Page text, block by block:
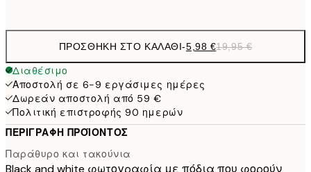
ΠΡΟΣΘΉΚΗ ΣΤΟ ΚΑΛΆΘΙ-5,98 €19,95 €
Διαθέσιμο
Αποστολή σε 6-9 εργάσιμες ημέρες
Δωρεάν αποστολή από 59 €
Πολιτική επιστροφής 90 ημερών
ΠΕΡΙΓΡΑΦΉ ΠΡΟΪΌΝΤΟΣ
Παράθυρο και τακούνια